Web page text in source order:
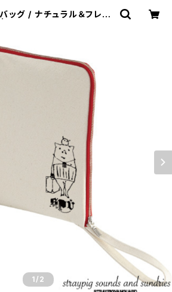
ッグ / ナチュラル＆フレン
1 /2